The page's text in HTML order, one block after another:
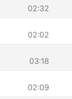
02:32
02:02
03:18
02:09